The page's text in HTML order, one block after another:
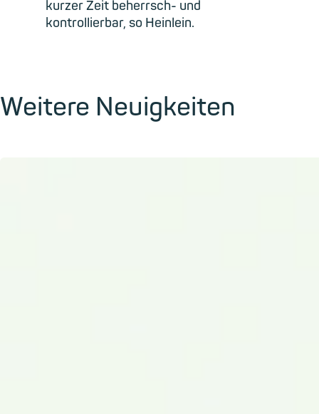
kurzer Zeit beherrsch- und
kontrollierbar, so Heinlein.
Weitere Neuigkeiten